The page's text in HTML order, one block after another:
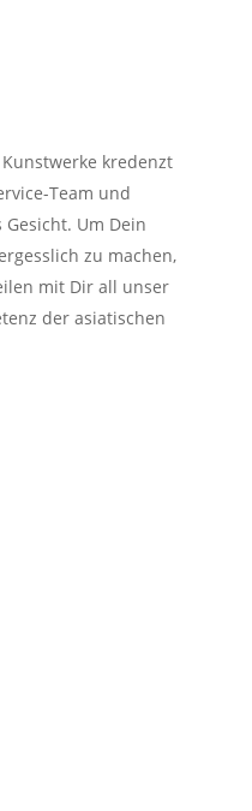
kredenzt
Team und
Um Dein
zu machen,
mit Dir all unser
der asiatischen